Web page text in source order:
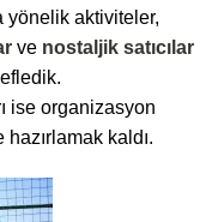
yönelik aktiviteler,
ve nostaljik satıcılar
ise organizasyon
kaldı.